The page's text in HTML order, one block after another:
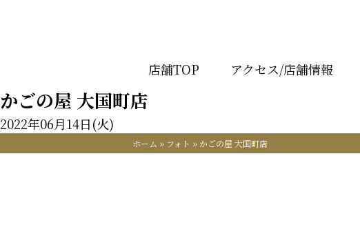
店舗TOP アクセス/店舗情報
かごの屋 大国町店
2022年06月14日(火)
ホーム » フォト » かごの屋 大国町店